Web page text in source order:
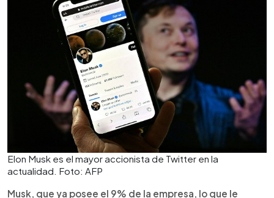
Elon Musk es el mayor accionista de Twitter en la
actualidad. Foto: AFP
Musk, que ya posee el 9% de la empresa, lo que le